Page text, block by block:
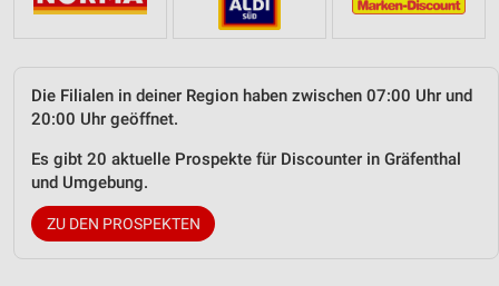
Die Filialen in deiner Region haben zwischen 07:00 Uhr und
20:00 Uhr geöffnet.
Es gibt 20 aktuelle Prospekte für Discounter in Gräfenthal
und Umgebung.
ZU DEN PROSPEKTEN